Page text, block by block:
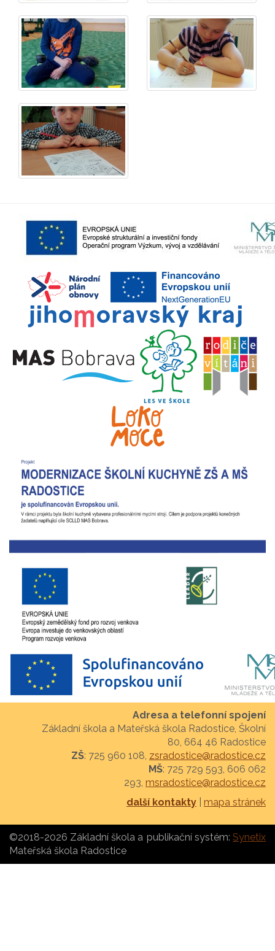
Adresa a telefonní spojení
Základní škola a Mateřská škola Radostice, Školní
80, 664 46 Radostice
ZŠ: 725 960 108, zsradostice@radostice.cz
MŠ: 725 729 593, 606 062
293, msradostice@radostice.cz
další kontakty
mapa stránek
publikační systém: Synetix
©2018-2026 Základní škola a
Mateřská škola Radostice